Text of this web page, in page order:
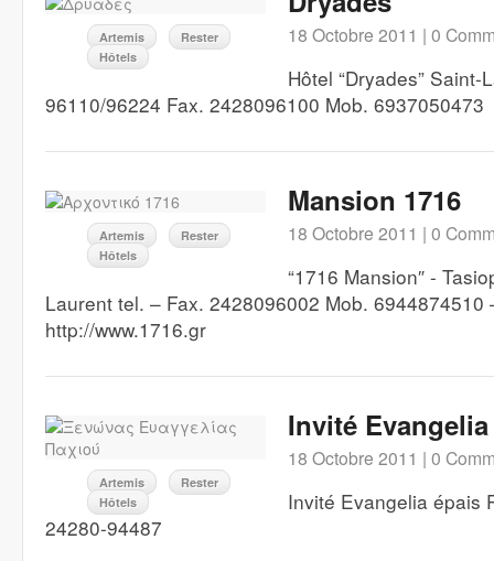
Artemis
Rester
Hôtels
18 Octobre 2011 | 0
Hôtel “Dryades”
96110/96224 Fax. 2428096100 Mob. 6937050473
Artemis
Rester
Hôtels
Mansion 1716
18 Octobre 2011 | 0
“1716 Mansion″ -
Laurent tel. – Fax. 2428096002 Mob. 6944874510
http://www.1716.gr
Artemis
Rester
Hôtels
Invité
18 Octobre 2011 | 0
Invité Evangelia épais
24280-94487